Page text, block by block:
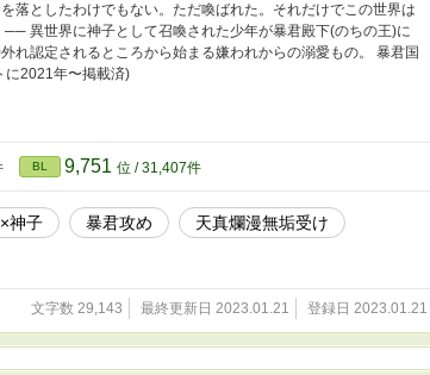
落としたわけでもない。ただ喚ばれた。それだけでこの世界は
異世界に神子として召喚された少年が暴君殿下(のちの王)に
れ認定されるところから始まる嫌われからの溺愛もの。 暴君国
に2021年〜掲載済)
BL 9,751 位 / 31,407件
神子 暴君攻め
天真爛漫無垢受け
文字数 29,143 最終更新日 2023.01.21 登録日 2023.01.21